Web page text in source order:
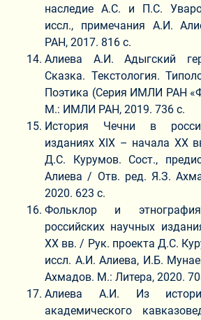
наследие А.С. и П.С.
иссл., примечания А.И.
РАН, 2017. 816 с.
Алиева А.И. Адыгский
Сказка. Текстология.
Поэтика (Серия ИМЛИ РАН
М.: ИМЛИ РАН, 2019. 736 с.
История Чечни в
изданиях ХIХ – начала ХХ
Д.С. Курумов. Сост.,
Алиева / Отв. ред. Я.З.
2020. 623 с.
Фольклор и
российских научных
ХХ вв. / Рук. проекта Д.С.
иссл. А.И. Алиева, И.Б.
Ахмадов. М.: Литера, 2020.
Алиева А.И. Из
академического